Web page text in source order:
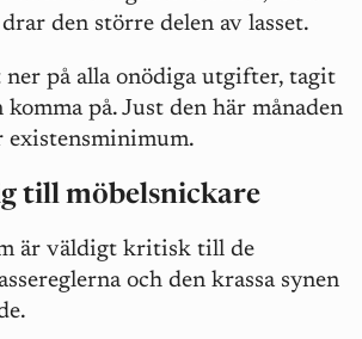
den större delen av lasset.
ner på alla onödiga utgifter, tagit
på. Just den här månaden
existensminimum.
till möbelsnickare
är väldigt kritisk till de
och den krassa synen